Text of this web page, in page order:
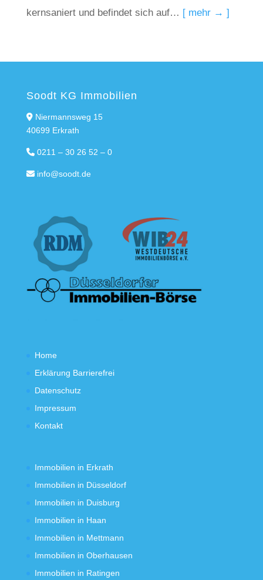
kernsaniert und befindet sich auf… [ mehr → ]
Soodt KG Immobilien
Niermannsweg 15
40699 Erkrath
0211 – 30 26 52 – 0
info@soodt.de
Home
Erklärung Barrierefrei
Datenschutz
Impressum
Kontakt
Immobilien in Erkrath
Immobilien in Düsseldorf
Immobilien in Duisburg
Immobilien in Haan
Immobilien in Mettmann
Immobilien in Oberhausen
Immobilien in Ratingen